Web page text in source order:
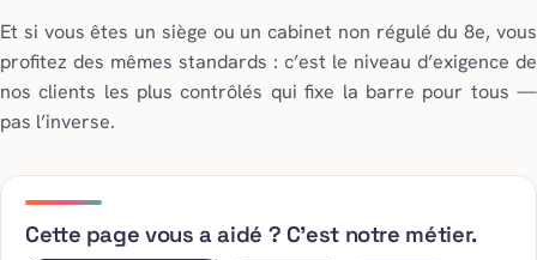
Et si vous êtes un siège ou un cabinet non régulé du 8e, vous
profitez des mêmes standards : c’est le niveau d’exigence de
nos clients les plus contrôlés qui fixe la barre pour tous —
pas l’inverse.
Cette page vous a aidé ? C’est notre métier.